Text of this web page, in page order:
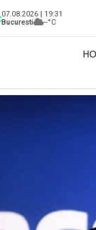
07.08.2026 | 19:31
Bucuresti
--°C